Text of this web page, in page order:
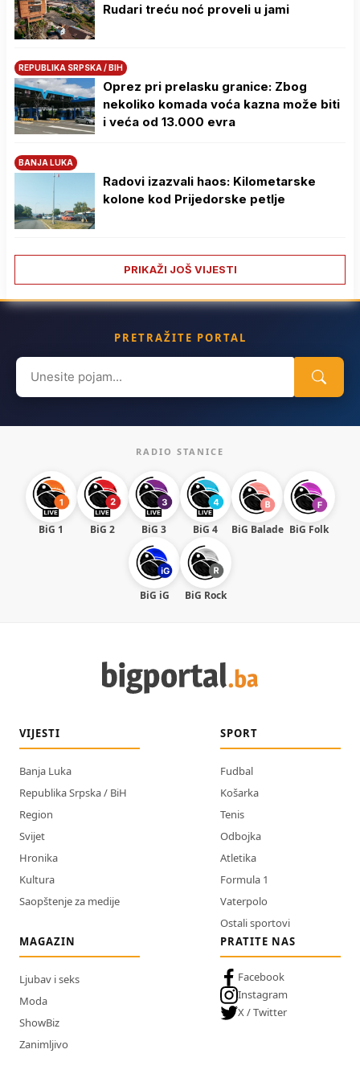
Rudari treću noć proveli u jami
REPUBLIKA SRPSKA / BIH
Oprez pri prelasku granice: Zbog
nekoliko komada voća kazna može biti
i veća od 13.000 evra
BANJA LUKA
Radovi izazvali haos: Kilometarske
kolone kod Prijedorske petlje
PRIKAŽI JOŠ VIJESTI
PRETRAŽITE PORTAL
Search
for:
RADIO STANICE
BiG 1 BiG 2 BiG 3 BiG 4 BiG Balade BiG Folk
BiG iG BiG Rock
VIJESTI
Banja Luka
Republika Srpska / BiH
Region
Svijet
Hronika
Kultura
Saopštenje za medije
SPORT
Fudbal
Košarka
Tenis
Odbojka
Atletika
Formula 1
Vaterpolo
Ostali sportovi
MAGAZIN
Ljubav i seks
Moda
ShowBiz
Zanimljivo
PRATITE NAS
Facebook
Instagram
X / Twitter